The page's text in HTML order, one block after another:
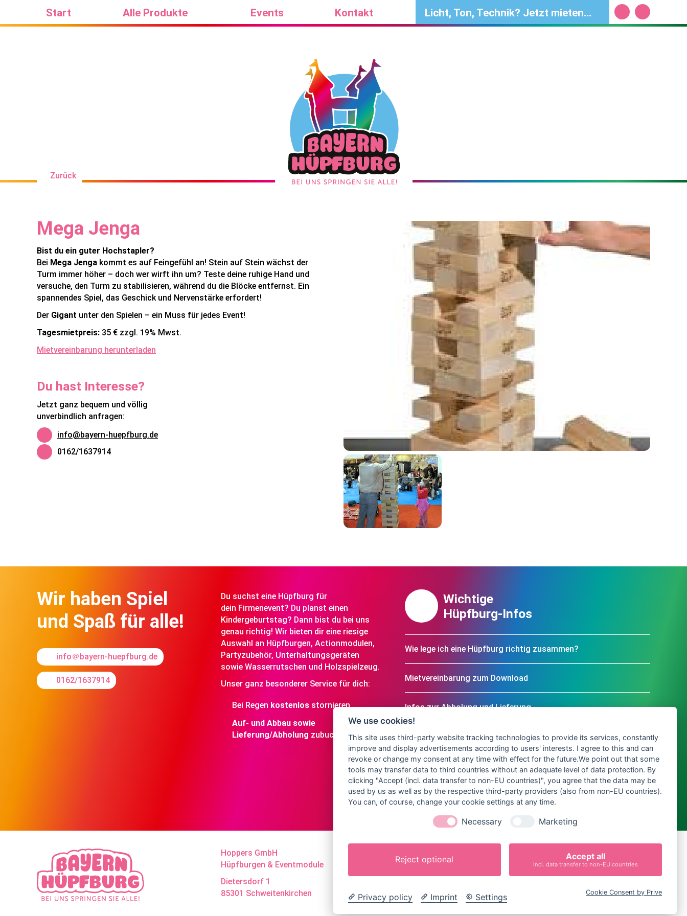
Start Alle Produkte Events Kontakt Licht, Ton, Technik? Jetzt mieten...
Zurück
Mega Jenga
Bist du ein guter Hochstapler?
Bei Mega Jenga kommt es auf Feingefühl an! Stein auf Stein wächst der
Turm immer höher – doch wer wirft ihn um? Teste deine ruhige Hand und
versuche, den Turm zu stabilisieren, während du die Blöcke entfernst. Ein
spannendes Spiel, das Geschick und Nervenstärke erfordert!
Der Gigant unter den Spielen – ein Muss für jedes Event!
Tagesmietpreis: 35 € zzgl. 19% Mwst.
Mietvereinbarung herunterladen
Du hast Interesse?
Jetzt ganz bequem und völlig
unverbindlich anfragen:
info@bayern-huepfburg.de
0162/1637914
Wir haben Spiel
und Spaß für alle!
info＠bayern-huepfburg.de
0162/1637914
Du suchst eine Hüpfburg für
dein Firmenevent? Du planst einen
Kindergeburtstag? Dann bist du bei uns
genau richtig! Wir bieten dir eine riesige
Auswahl an Hüpfburgen, Actionmodulen,
Partyzubehör, Unterhaltungsgeräten
sowie Wasserrutschen und Holzspielzeug.
Unser ganz besonderer Service für dich:
Bei Regen kostenlos stornieren
Auf- und Abbau sowie
Lieferung/Abholung zubuchbar
Wichtige
Hüpfburg-Infos
Wie lege ich eine Hüpfburg richtig zusammen?
Mietvereinbarung zum Download
Infos zur Abholung und Lieferung
Wo bekomme ich mehr Ausstattung für meine Party?
Hoppers GmbH
Hüpfburgen & Eventmodule
Dietersdorf 1
85301 Schweitenkirchen
Datenschutz
Cookie-Einstellungen
Mietvereinbarung
We use cookies!
This site uses third-party website tracking technologies to provide its services, constantly
improve and display advertisements according to users' interests. I agree to this and can
revoke or change my consent at any time with effect for the future.We point out that some
tools may transfer data to third countries without an adequate level of data protection. By
clicking "Accept (incl. data transfer to non-EU countries)", you agree that the data may be
used by us as well as by the respective third-party providers (also from non-EU countries).
You can, of course, change your cookie settings at any time.
Necessary Marketing
Reject optional Accept all
incl. data transfer to non-EU countries
Privacy policy Imprint Settings Cookie Consent by Prive